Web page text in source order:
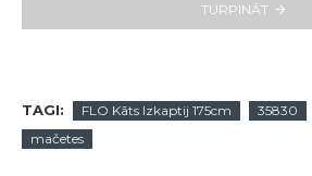
TURPINĀT
TAGI: FLO Kāts Izkaptij 175cm 35830
mačetes